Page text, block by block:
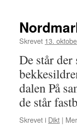
Skrevet 13.
De står
dalen På
de står
Skrevet i Dikt |